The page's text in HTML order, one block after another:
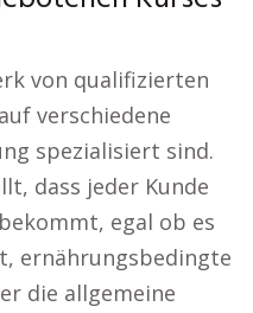
von qualifizierten
verschiedene
spezialisiert sind.
dass jeder Kunde
egal ob es
ernährungsbedingte
die allgemeine